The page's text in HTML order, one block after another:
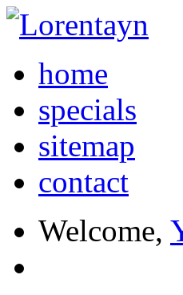
home
specials
sitemap
contact
Welcome,